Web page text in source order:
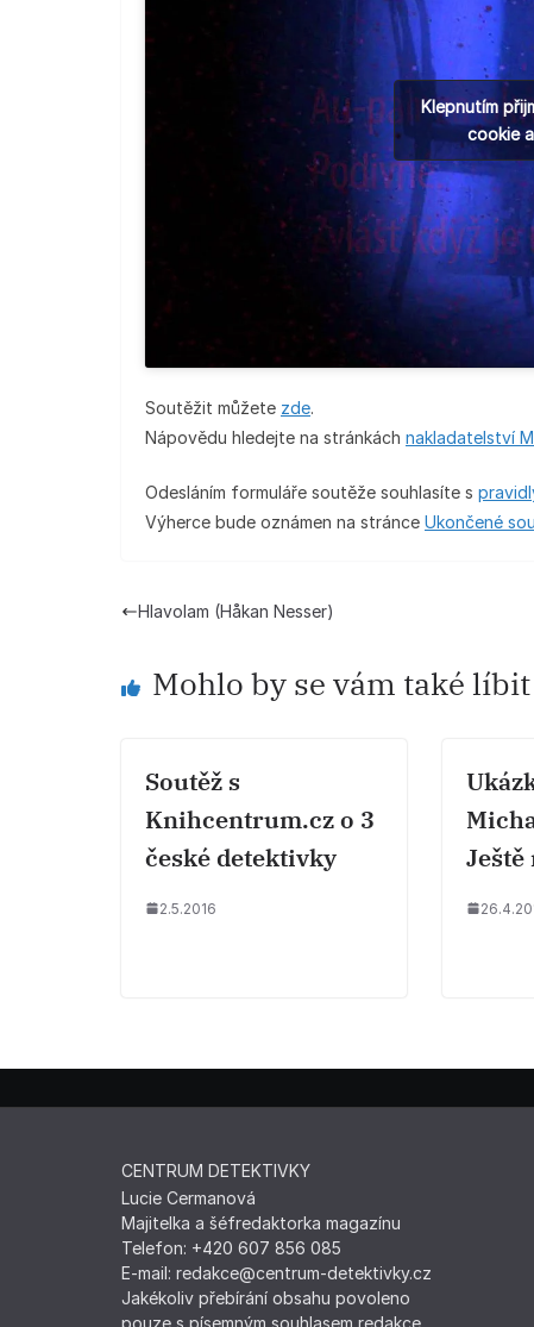
Klepnutím
cookie
Soutěžit můžete zde.
Nápovědu hledejte na stránkách nakladatelství
Odesláním formuláře soutěže souhlasíte s
Výherce bude oznámen na stránce Ukončené
Hlavolam (Håkan Nesser)
Mohlo by se vám také líbit
Soutěž s
Knihcentrum.cz o 3
české detektivky
2.5.2016
Ještě
CENTRUM DETEKTIVKY
Lucie Cermanová
Majitelka a šéfredaktorka magazínu
Telefon: +420 607 856 085
E-mail: redakce@centrum-detektivky.cz
Jakékoliv přebírání obsahu povoleno
pouze s písemným souhlasem redakce.